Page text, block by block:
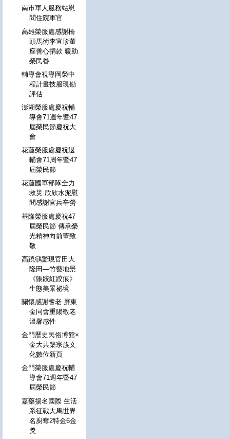
南市軍人服務站慰
問住院軍官
高雄榮服處感謝橋
頭馬術李宜珍董
座善心捐款 暖助
榮民眷
輔導會視導岡榮中
程計畫技服現勘
評估
澎湖榮服處慶祝輔
導會71週年暨47
屆榮民節慶祝大
會
花蓮榮服處慶祝退
輔會71周年暨47
屆榮民節
花蓮國軍部隊全力
救災 欣欣水泥慰
問感謝官兵辛勞
基隆榮服處慶祝47
屆榮民節 傳承榮
光精神向前輩致
敬
高蹺鴴驚現官田大
隆田—竹藝地景
《躼跤紅跤痕》
生態美景祕境
關懷感謝耆老 屏東
金同會重陽敬老
溫馨感性
金門歷史民俗博館×
金大共築宗族文
化數位新頁
金門榮服處慶祝輔
導會71週年暨47
屆榮民節
嘉藥揚名國際 生活
系征戰大馬世界
名廚奪2特金6金
獎